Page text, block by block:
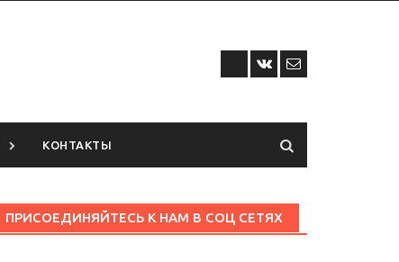
КОНТАКТЫ
ПРИСОЕДИНЯЙТЕСЬ К НАМ В СОЦ СЕТЯХ